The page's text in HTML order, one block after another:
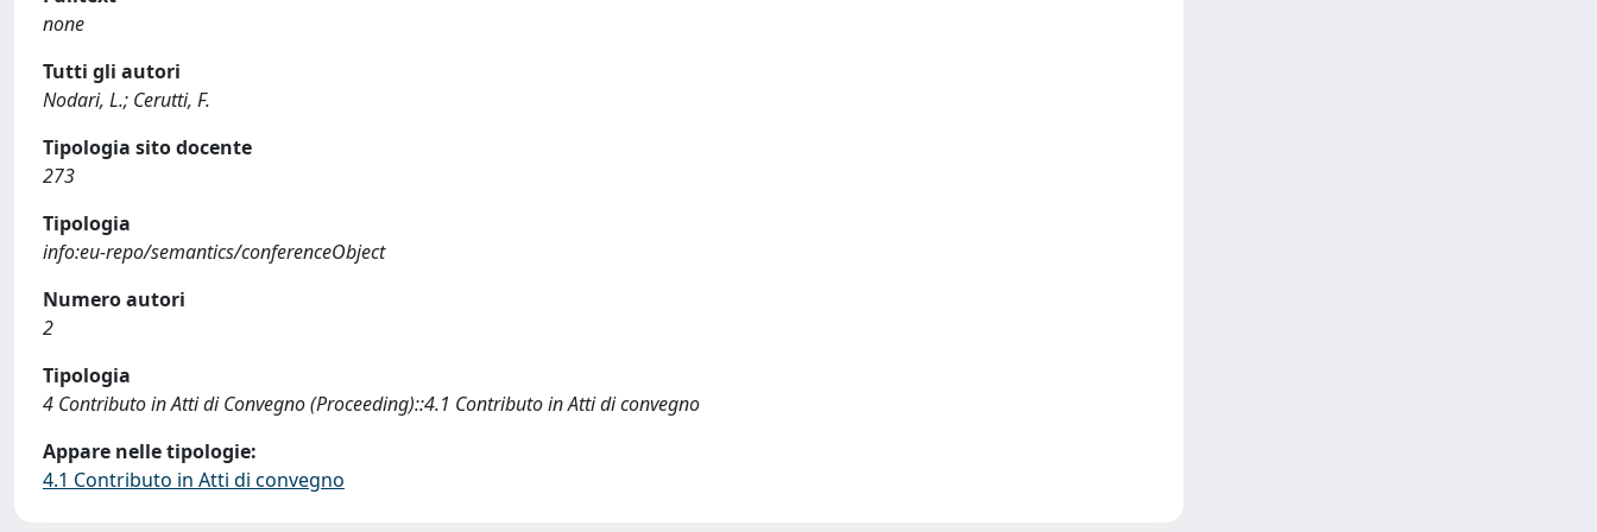
none
Tutti gli autori
Nodari, L.; Cerutti, F.
Tipologia sito docente
273
Tipologia
info:eu-repo/semantics/conferenceObject
Numero autori
2
Tipologia
4 Contributo in Atti di Convegno (Proceeding)::4.1 Contributo in Atti di convegno
Appare nelle tipologie:
4.1 Contributo in Atti di convegno